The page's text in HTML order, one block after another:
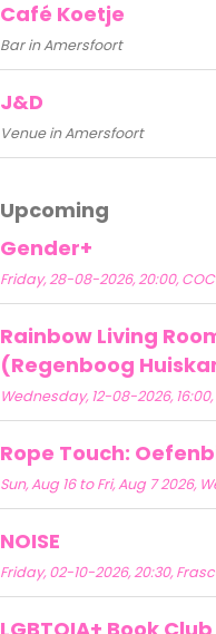
Café Koetje
Bar in Amersfoort
J&D
Venue in Amersfoort
Upcoming
Gender+
Friday, 28-08-2026, 20:00,
Rainbow Living
(Regenboog
Wednesday, 12-08-2026,
Rope Touch:
Sun, Aug 16 to Fri, Aug 7 2026,
NOISE
Friday, 02-10-2026, 20:30,